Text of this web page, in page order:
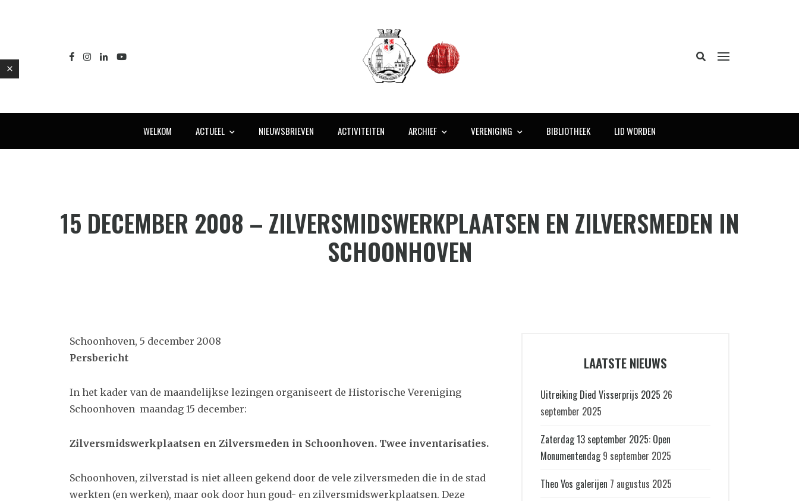
WELKOM ACTUEEL NIEUWSBRIEVEN ACTIVITEITEN ARCHIEF VERENIGING BIBLIOTHEEK LID WORDEN
15 DECEMBER 2008 – ZILVERSMIDSWERKPLAATSEN EN ZILVERSMEDEN IN
SCHOONHOVEN
Schoonhoven, 5 december 2008
Persbericht
In het kader van de maandelijkse lezingen organiseert de Historische Vereniging
Schoonhoven maandag 15 december:
Zilversmidswerkplaatsen en Zilversmeden in Schoonhoven. Twee inventarisaties.
Schoonhoven, zilverstad is niet alleen gekend door de vele zilversmeden die in de stad
werkten (en werken), maar ook door hun goud- en zilversmidswerkplaatsen. Deze
LAATSTE NIEUWS
Uitreiking Died Visserprijs 2025 26
september 2025
Zaterdag 13 september 2025: Open
Monumentendag 9 september 2025
Theo Vos galerijen 7 augustus 2025